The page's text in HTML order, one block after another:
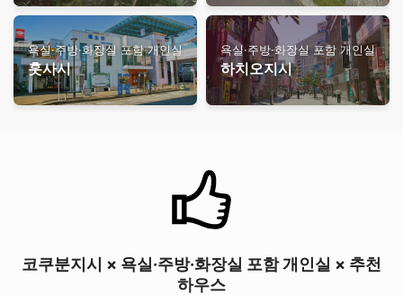
욕실·주방·화장실 포함 개인실
훗사시
욕실·주방·화장실 포함 개인실
하치오지시
코쿠분지시 × 욕실·주방·화장실 포함 개인실 × 추천
하우스